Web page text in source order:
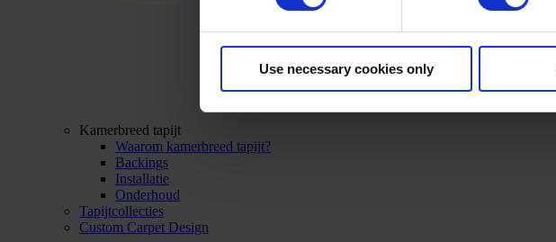
Use necessary cookies only
Kamerbreed tapijt
Waarom kamerbreed tapijt?
Backings
Installatie
Onderhoud
Tapijtcollecties
Custom Carpet Design